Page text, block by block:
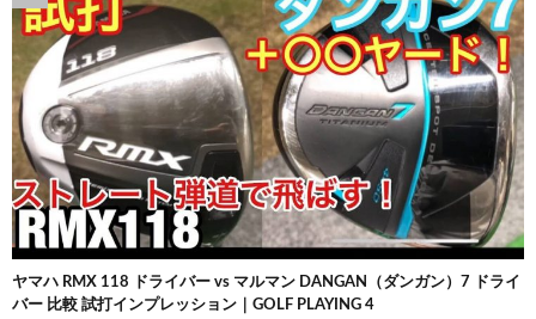
ヤマハ RMX 118 ドライバー vs マルマン DANGAN（ダンガン）7 ドライ
バー 比較 試打インプレッション｜GOLF PLAYING 4